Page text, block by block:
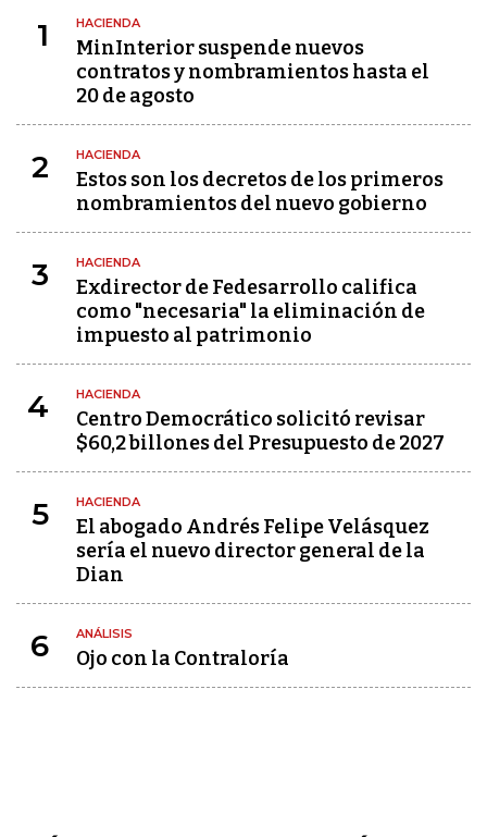
1 HACIENDA
MinInterior suspende nuevos
contratos y nombramientos hasta el
20 de agosto
2 HACIENDA
Estos son los decretos de los primeros
nombramientos del nuevo gobierno
3 HACIENDA
Exdirector de Fedesarrollo califica
como "necesaria" la eliminación de
impuesto al patrimonio
4 HACIENDA
Centro Democrático solicitó revisar
$60,2 billones del Presupuesto de 2027
5 HACIENDA
El abogado Andrés Felipe Velásquez
sería el nuevo director general de la
Dian
6 ANÁLISIS
Ojo con la Contraloría